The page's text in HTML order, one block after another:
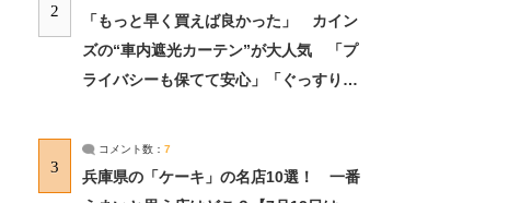
2
「もっと早く買えば良かった」 カイン
ズの“車内遮光カーテン”が大人気 「プ
ライバシーも保てて安心」「ぐっすり眠
3
コメント数： 7
兵庫県の「ケーキ」の名店10選！ 一番